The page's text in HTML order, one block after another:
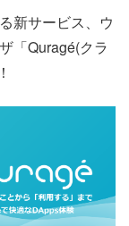
新サービス、ウ
「Quragé(クラ